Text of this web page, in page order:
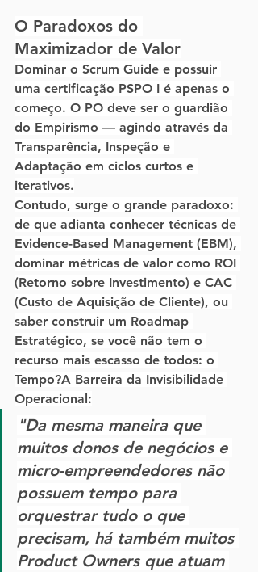
O Paradoxos do
Maximizador de Valor
Dominar o Scrum Guide e possuir
uma certificação PSPO I é apenas o
começo. O PO deve ser o guardião
do Empirismo — agindo através da
Transparência, Inspeção e
Adaptação em ciclos curtos e
iterativos.
Contudo, surge o grande paradoxo:
de que adianta conhecer técnicas de
Evidence-Based Management (EBM),
dominar métricas de valor como ROI
(Retorno sobre Investimento) e CAC
(Custo de Aquisição de Cliente), ou
saber construir um Roadmap
Estratégico, se você não tem o
recurso mais escasso de todos: o
Tempo?A Barreira da Invisibilidade
Operacional:
"Da mesma maneira que
muitos donos de negócios e
micro-empreendedores não
possuem tempo para
orquestrar tudo o que
precisam, há também muitos
Product Owners que atuam